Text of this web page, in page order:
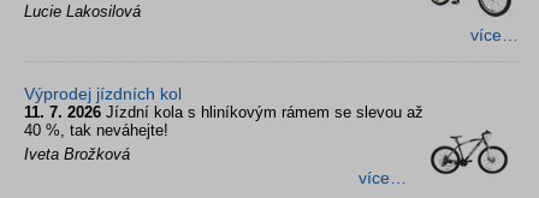
Lucie Lakosilová
více…
Výprodej jízdních kol
11. 7. 2026 Jízdní kola s hliníkovým rámem se slevou až
40 %, tak neváhejte!
Iveta Brožková
více…